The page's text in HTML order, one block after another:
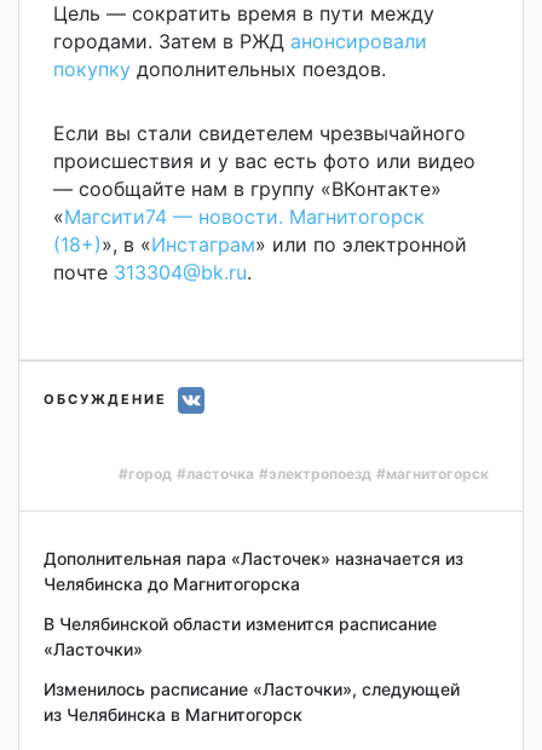
Цель — сократить время в пути между
городами. Затем в РЖД анонсировали
покупку дополнительных поездов.
Если вы стали свидетелем чрезвычайного
происшествия и у вас есть фото или видео
— сообщайте нам в группу «ВКонтакте»
«Магсити74 — новости. Магнитогорск
(18+)», в «Инстаграм» или по электронной
почте 313304@bk.ru.
ОБСУЖДЕНИЕ
#город #ласточка #электропоезд #магнитогорск
Дополнительная пара «Ласточек» назначается из
Челябинска до Магнитогорска
В Челябинской области изменится расписание
«Ласточки»
Изменилось расписание «Ласточки», следующей
из Челябинска в Магнитогорск